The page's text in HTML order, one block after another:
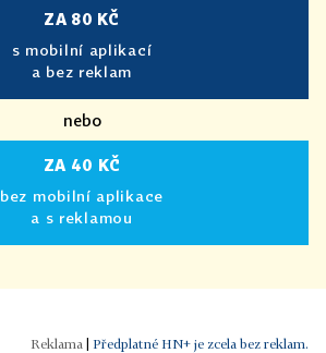
ZA 80 KČ
s mobilní aplikací
a bez reklam
nebo
ZA 40 KČ
bez mobilní aplikace
a s reklamou
| Předplatné HN+ je zcela bez reklam.